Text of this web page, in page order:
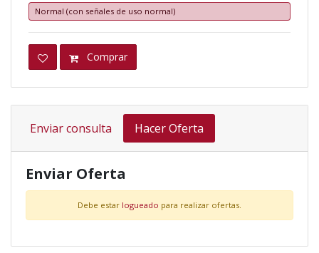
Normal (con señales de uso normal)
Comprar
Enviar consulta Hacer Oferta
Enviar Oferta
Debe estar logueado para realizar ofertas.